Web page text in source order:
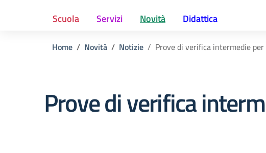
Scuola Servizi Novità Didattica
Home Novità Notizie Prove di verifica intermedie
Prove di verifica